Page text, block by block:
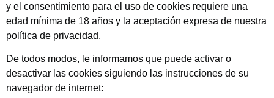
y el consentimiento para el uso de cookies requiere una
edad mínima de 18 años y la aceptación expresa de nuestra
política de privacidad.
De todos modos, le informamos que puede activar o
desactivar las cookies siguiendo las instrucciones de su
navegador de internet: